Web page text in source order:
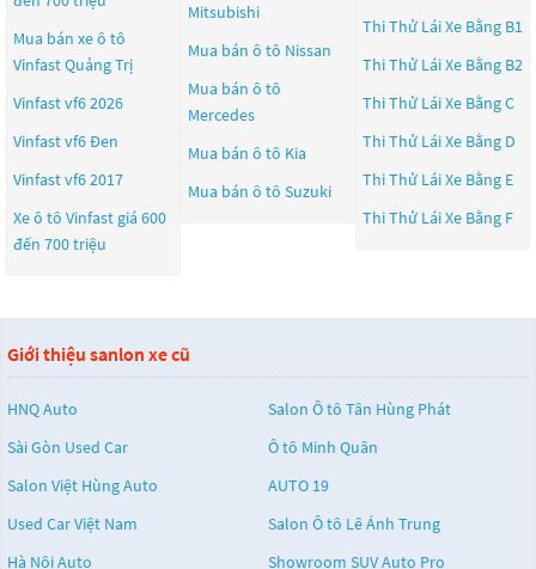
Mua bán xe ô tô
Vinfast Quảng Trị
Vinfast vf6 2026
Vinfast vf6 Đen
Vinfast vf6 2017
Xe ô tô Vinfast giá 600
đến 700 triệu
Mitsubishi
Mua bán ô tô Nissan
Mua bán ô tô
Mercedes
Mua bán ô tô Kia
Mua bán ô tô Suzuki
Thi Thử Lái Xe Bằng B1
Thi Thử Lái Xe Bằng B2
Thi Thử Lái Xe Bằng C
Thi Thử Lái Xe Bằng D
Thi Thử Lái Xe Bằng E
Thi Thử Lái Xe Bằng F
Giới thiệu sanlon xe cũ
HNQ Auto
Salon Ô tô Tân Hùng Phát
Sài Gòn Used Car
Ô tô Minh Quân
Salon Việt Hùng Auto
AUTO 19
Used Car Việt Nam
Salon Ô tô Lê Ánh Trung
Hà Nội Auto
Showroom SUV Auto Pro